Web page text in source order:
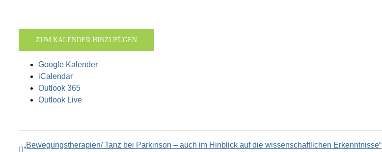
ZUM KALENDER HINZUFÜGEN
Google Kalender
iCalendar
Outlook 365
Outlook Live
„Bewegungstherapien/ Tanz bei Parkinson – auch im Hinblick auf die wissenschaftlichen Erkenntnisse“